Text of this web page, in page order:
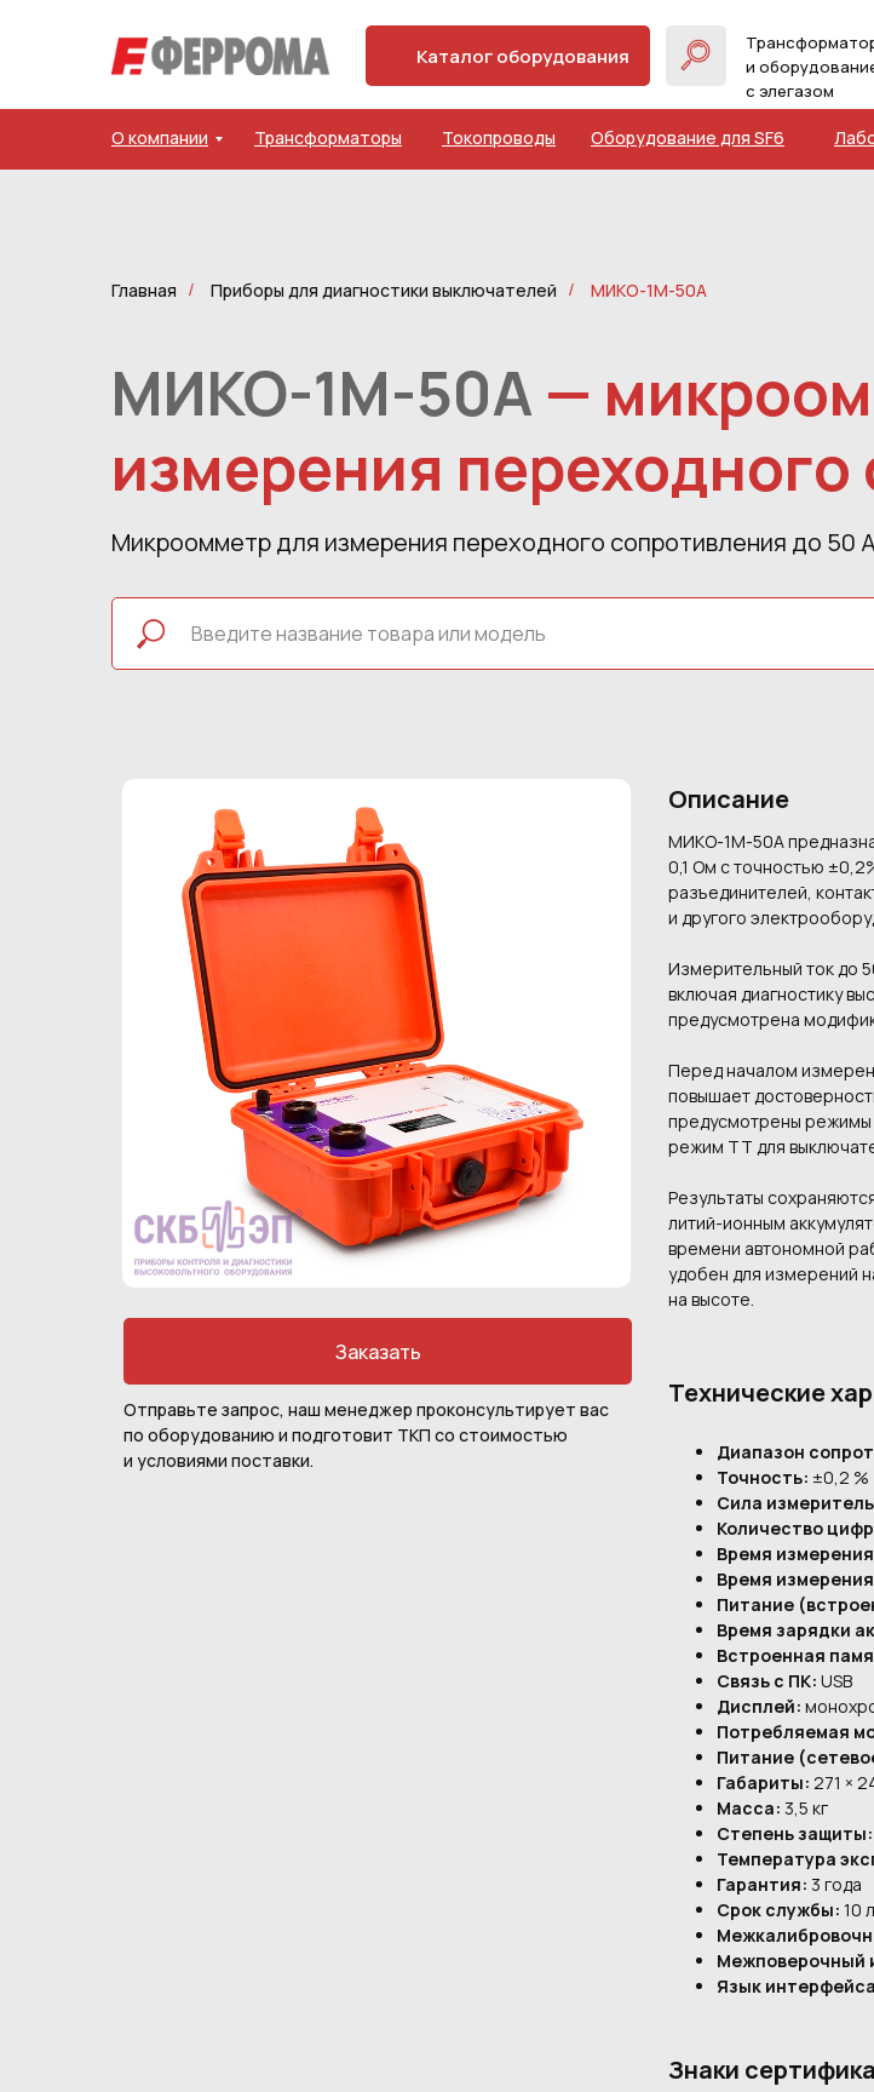
и
с элегазом
Трансформаторы Токопроводы Оборудование для SF6
О компании
Каталог оборудования
Главная / Приборы для диагностики выключателей / МИКО-1М-50А
МИКО-1М-50А —
измерения переходного
Микроомметр для измерения переходного сопротивления до 50 А
МИКО-1М-50А
0,1 Ом с точностью
разъединителей,
и другого
Измерительный ток до
включая диагностику
предусмотрена
Перед началом
повышает
предусмотрены режимы
режим ТТ для
Результаты
литий-ионным
времени автономной
удобен для измерений
на высоте.
Диапазон
Точность: ±0,2 %
Сила
Количество
Время
Время
Питание
Время зарядки
Встроенная
Связь с ПК: USB
Дисплей:
Потребляемая
Питание
Габариты: 271 ×
Масса: 3,5 кг
Степень защиты:
Температура
Гарантия: 3 года
Срок службы: 10
Межповерочный
Язык
Знаки
Заказать
Отправьте запрос, наш менеджер проконсультирует вас
по оборудованию и подготовит ТКП со стоимостью
и условиями поставки.
Описание
Технические